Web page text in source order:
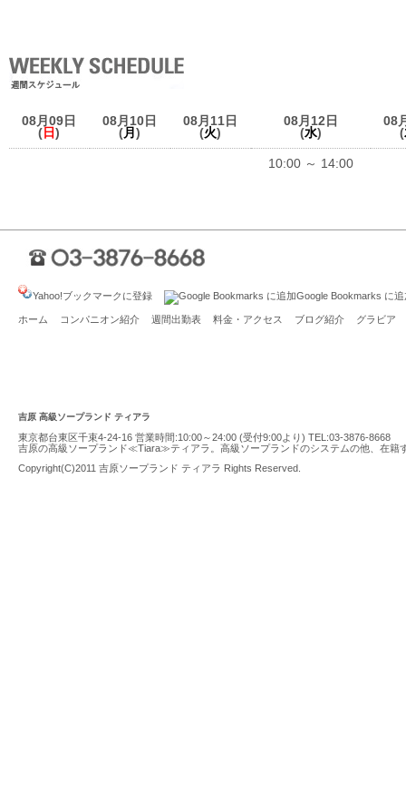
08月09日
(日)
08月10日
(月)
08月11日
(火)
08月12日
(水)
08
(
10:00 ～ 14:00
Yahoo!ブックマークに登録 Google Bookmarks に追
ホーム コンパニオン紹介 週間出勤表 料金・アクセス ブログ紹介 グラビア
吉原 高級ソープランド ティアラ
東京都台東区千束4-24-16 営業時間:10:00～24:00 (受付9:00より) TEL:03-3876-8668
吉原の高級ソープランド≪Tiara≫ティアラ。高級ソープランドのシステムの他、在籍
Copyright(C)2011 吉原ソープランド ティアラ Rights Reserved.